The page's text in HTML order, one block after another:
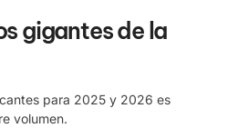
gigantes de la
para 2025 y 2026 es
volumen.